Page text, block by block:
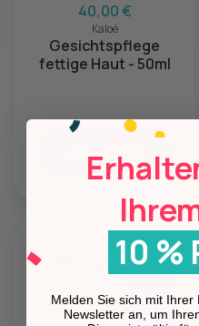
40,00 €
Kaloé
Gesichtspflege
fettige Haut - 50ml
10 %
Melden Sie sich mit
Newsletter an, um